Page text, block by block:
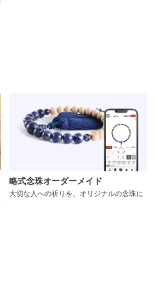
略式念珠オーダーメイド
大切な人への祈りを、オリジナルの念珠に